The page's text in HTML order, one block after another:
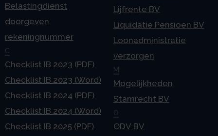
Belastingdienst
doorgeven
rekeningnummer
C
Checklist IB 2023 (PDF)
Checklist IB 2023 (Word)
Checklist IB 2024 (PDF)
Checklist IB 2024 (Word)
Checklist IB 2025 (PDF)
Lijfrente BV
Liquidatie Pensioen BV
Loonadministratie
verzorgen
M
Mogelijkheden
Stamrecht BV
O
ODV BV